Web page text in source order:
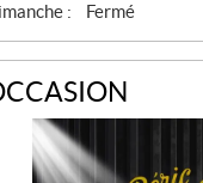
:
Fermé